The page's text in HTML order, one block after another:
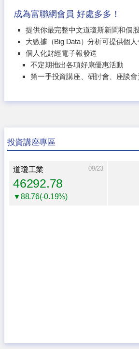
成為富聯網會員 好處多多！
提供你最完整中文道瓊斯新聞和個
大數據（Big Data）分析可提供個
個人化財經電子報發送
不定期推出各項好康優惠活動
第一手投資講座、研討會、座談
投資講座專區
道瓊工業 09/23
46292.78
▼88.76(-0.19%)